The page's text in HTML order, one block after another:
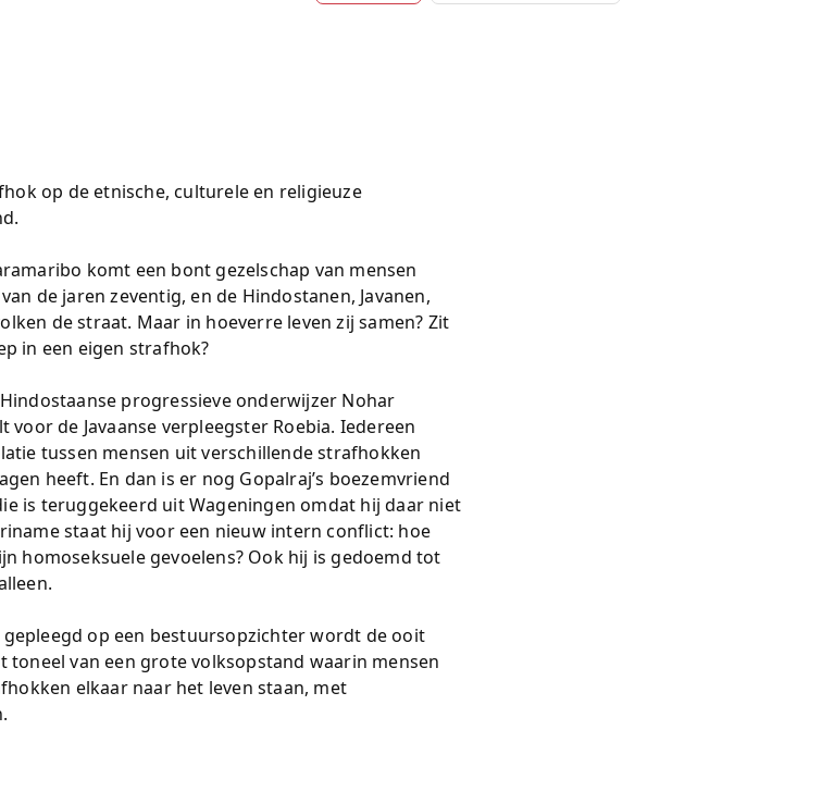
op de etnische, culturele en religieuze
komt een bont gezelschap van mensen
de jaren zeventig, en de Hindostanen, Javanen,
de straat. Maar in hoeverre leven zij samen? Zit
in een eigen strafhok?
progressieve onderwijzer Nohar
voor de Javaanse verpleegster Roebia. Iedereen
tussen mensen uit verschillende strafhokken
heeft. En dan is er nog Gopalraj’s boezemvriend
is teruggekeerd uit Wageningen omdat hij daar niet
staat hij voor een nieuw intern conflict: hoe
homoseksuele gevoelens? Ook hij is gedoemd tot
op een bestuursopzichter wordt de ooit
toneel van een grote volksopstand waarin mensen
elkaar naar het leven staan, met